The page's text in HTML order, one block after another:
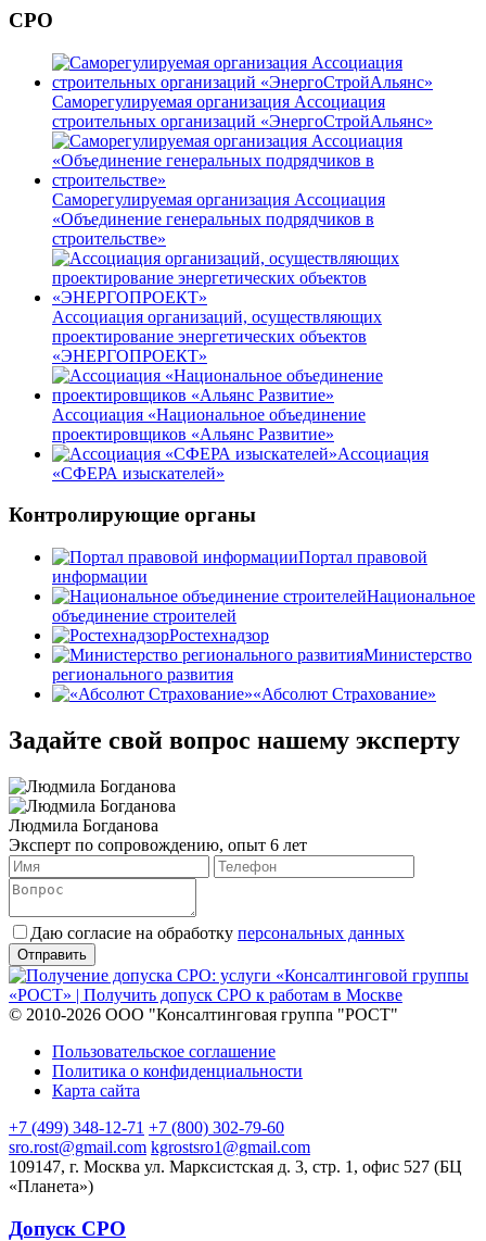
СРО
Саморегулируемая организация Ассоциация
строительных организаций «ЭнергоСтройАльянс»
Саморегулируемая организация Ассоциация
«Объединение генеральных подрядчиков в
строительстве»
Ассоциация организаций, осуществляющих
проектирование энергетических объектов
«ЭНЕРГОПРОЕКТ»
Ассоциация «Национальное объединение
проектировщиков «Альянс Развитие»
Ассоциация
«СФЕРА изыскателей»
Контролирующие органы
Портал правовой
информации
Национальное
объединение строителей
Ростехнадзор
Министерство
регионального развития
«Абсолют Страхование»
Задайте свой вопрос нашему эксперту
Людмила Богданова
Эксперт по сопровождению, опыт 6 лет
Даю согласие на обработку персональных данных
© 2010-2026 ООО "Консалтинговая группа "РОСТ"
Пользовательское соглашение
Политика о конфиденциальности
Карта сайта
+7 (499) 348-12-71 +7 (800) 302-79-60
sro.rost@gmail.com kgrostsro1@gmail.com
109147, г. Москва ул. Марксистская д. 3, стр. 1, офис 527 (БЦ
«Планета»)
Допуск СРО